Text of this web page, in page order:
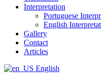
Interpretation
Portuguese
English
Gallery
Contact
Articles
English